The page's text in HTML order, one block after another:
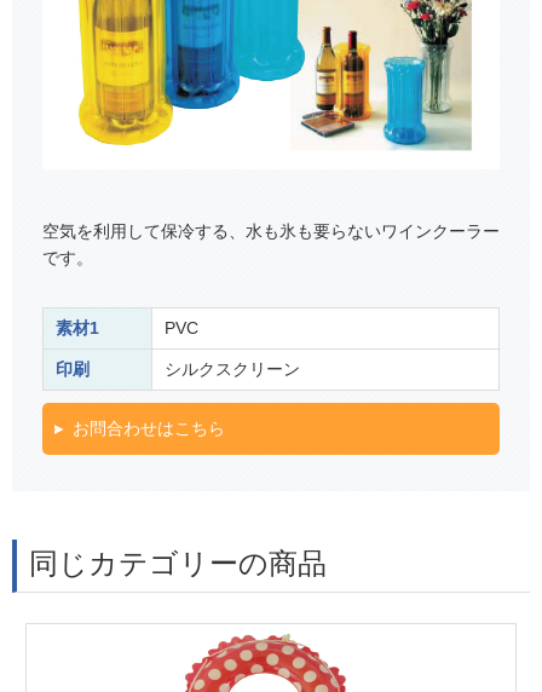
空気を利用して保冷する、水も氷も要らないワインクーラー
です。
素材1 PVC
印刷 シルクスクリーン
お問合わせはこちら
同じカテゴリーの商品